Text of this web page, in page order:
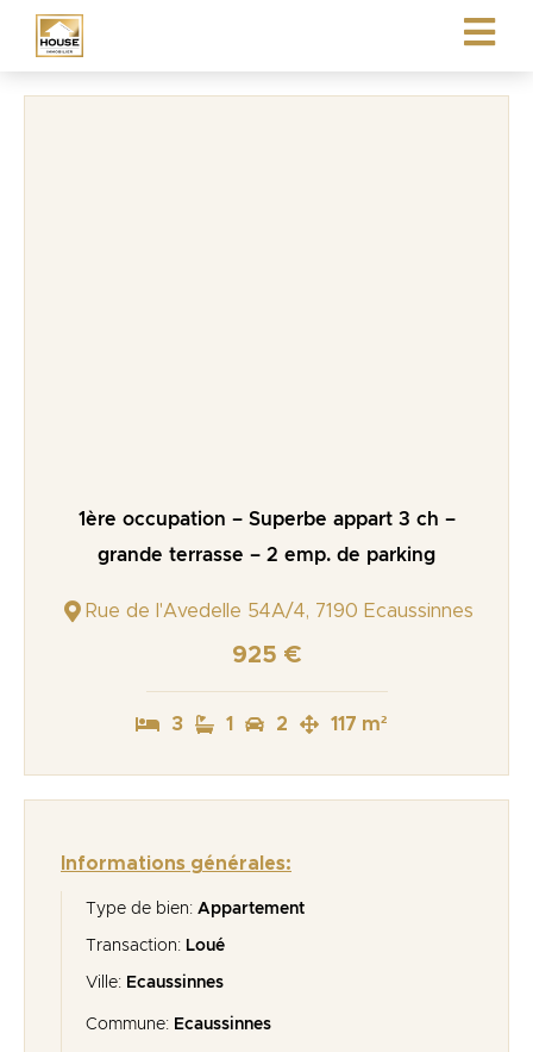
1ère occupation – Superbe appart 3 ch –
grande terrasse – 2 emp. de parking
Rue de l'Avedelle 54A/4, 7190 Ecaussinnes
925 €
3 1 2 117 m²
Informations générales:
Type de bien: Appartement
Transaction: Loué
Ville: Ecaussinnes
Commune: Ecaussinnes